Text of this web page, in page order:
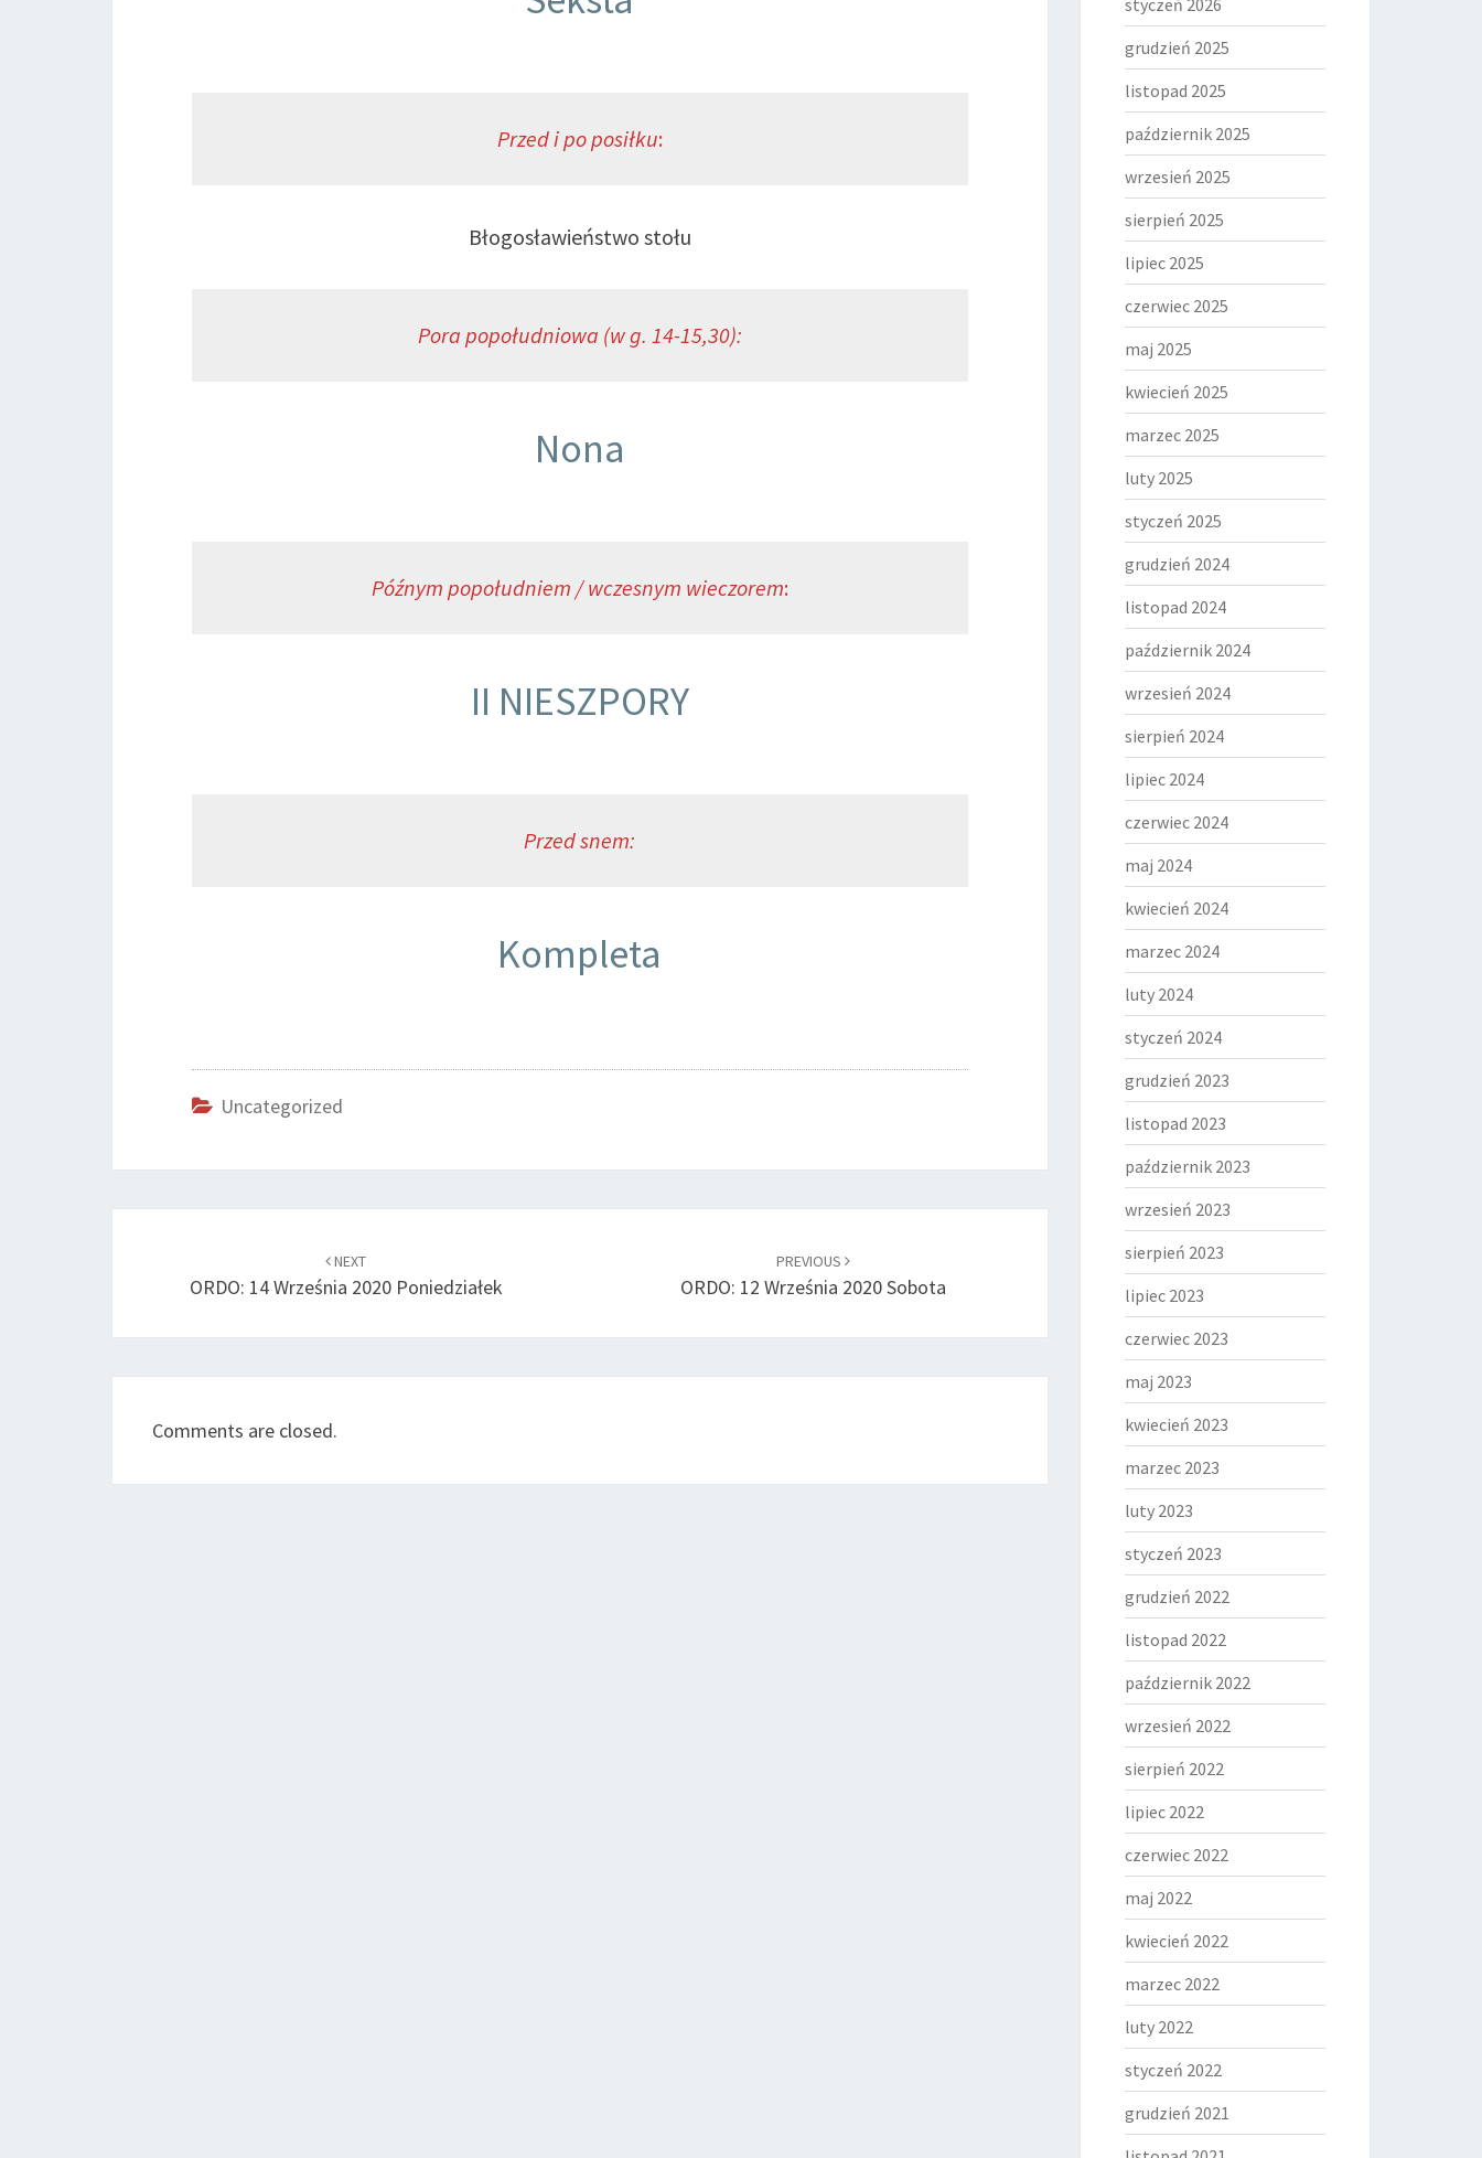
Przed i po posiłku:
Błogosławieństwo stołu
Pora popołudniowa (w g. 14-15,30):
Nona
Późnym popołudniem / wczesnym wieczorem:
II NIESZPORY
Przed snem:
Kompleta
Uncategorized
NEXT
ORDO: 14 Września 2020 Poniedziałek
PREVIOUS
ORDO: 12 Września 2020 Sobota
Comments are closed.
styczeń 2026
grudzień 2025
listopad 2025
październik 2025
wrzesień 2025
sierpień 2025
lipiec 2025
czerwiec 2025
maj 2025
kwiecień 2025
marzec 2025
luty 2025
styczeń 2025
grudzień 2024
listopad 2024
październik 2024
wrzesień 2024
sierpień 2024
lipiec 2024
czerwiec 2024
maj 2024
kwiecień 2024
marzec 2024
luty 2024
styczeń 2024
grudzień 2023
listopad 2023
październik 2023
wrzesień 2023
sierpień 2023
lipiec 2023
czerwiec 2023
maj 2023
kwiecień 2023
marzec 2023
luty 2023
styczeń 2023
grudzień 2022
listopad 2022
październik 2022
wrzesień 2022
sierpień 2022
lipiec 2022
czerwiec 2022
maj 2022
kwiecień 2022
marzec 2022
luty 2022
styczeń 2022
grudzień 2021